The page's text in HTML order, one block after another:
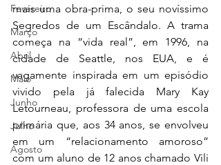
Fevereiro
Março
Abril
Maio
Junho
Julho
Agosto
mais uma obra-prima, o seu novíssimo
Segredos de um Escândalo. A trama
começa na “vida real”, em 1996, na
cidade de Seattle, nos EUA, e é
vagamente inspirada em um episódio
vivido pela já falecida Mary Kay
Letourneau, professora de uma escola
primária que, aos 34 anos, se envolveu
em um “relacionamento amoroso”
com um aluno de 12 anos chamado Vili